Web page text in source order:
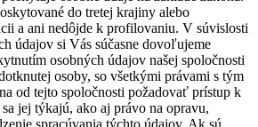
do tretej krajiny alebo
a ani nedôjde k profilovaniu. V súvislosti
údajov si Vás súčasne dovoľujeme
osobných údajov našej spoločnosti
osoby, so všetkými právami s tým
od tejto spoločnosti požadovať prístup k
jej týkajú, ako aj právo na opravu,
spracúvania týchto údajov. Ak sú